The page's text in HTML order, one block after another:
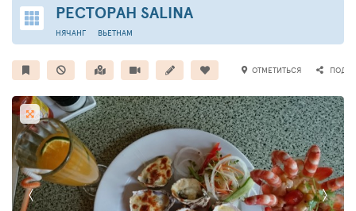
РЕСТОРАН SALINA
ВЬЕТНАМ
НЯЧАНГ
ОТМЕТИТЬСЯ